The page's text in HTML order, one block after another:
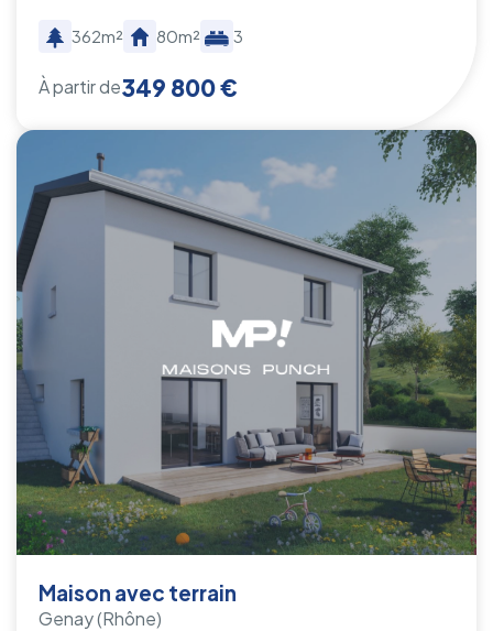
362m² 80m² 3
À partir de349 800 €
Maison avec terrain
Genay(Rhône)